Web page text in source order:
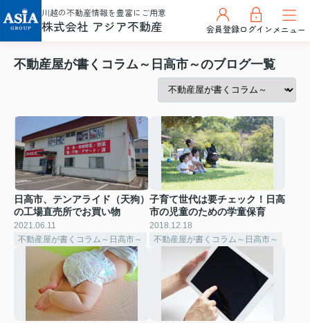
川越の不動産情報を豊富にご用意
株式会社 アジア不動産 会員登録ログインメニュー
不動産屋が書くコラム～日高市～のブログ一覧
日高市、テンアライド（天狗）
の工場直売所でお買い物
2021.06.11
不動産屋が書くコラム～日高市～
子育て世代は要チェック！日高
市の児童のための学童保育
2018.12.18
不動産屋が書くコラム～日高市～